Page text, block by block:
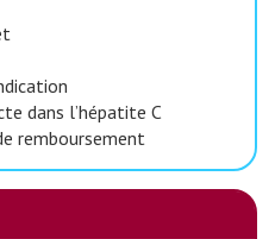
dans l’hépatite C
remboursement